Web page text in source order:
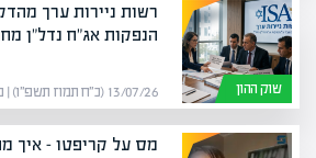
שוק ההון
רשות ניירות ערך
הנפקות אג"ח נדל"ן
13/07/26 (כ״ח תמוז תשפ״ו) | מערכת אפיק
מס על קריפטו – איך